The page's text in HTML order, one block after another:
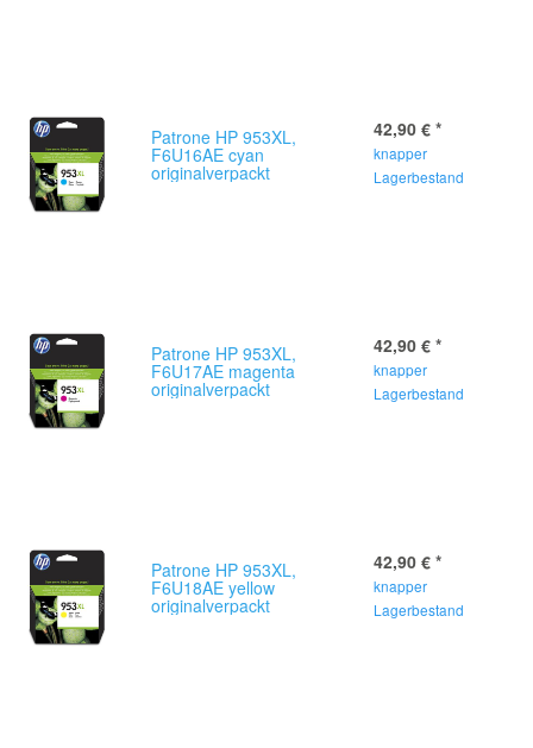
Patrone HP 953XL,
F6U16AE cyan
originalverpackt
42,90 € *
knapper
Lagerbestand
Patrone HP 953XL,
F6U17AE magenta
originalverpackt
42,90 € *
knapper
Lagerbestand
Patrone HP 953XL,
F6U18AE yellow
originalverpackt
42,90 € *
knapper
Lagerbestand